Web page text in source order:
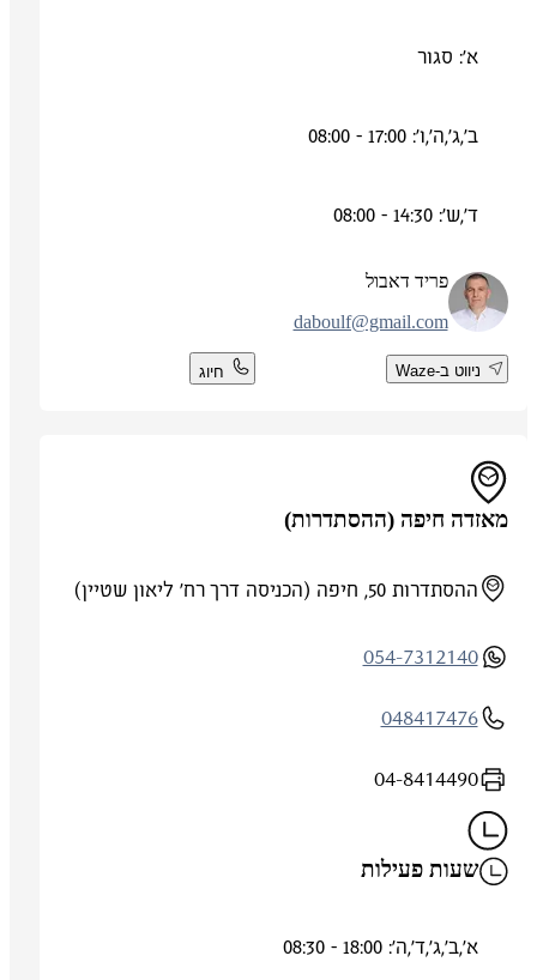
א': סגור
ב',ג',ה',ו': 17:00 - 08:00
ד',ש': 14:30 - 08:00
פריד דאבול
daboulf@gmail.com
ניווט ב-Waze חיוג
מאזדה חיפה (ההסתדרות)
ההסתדרות 50, חיפה (הכניסה דרך רח' ליאון שטיין)
054-7312140
048417476
04-8414490
שעות פעילות
א',ב',ג',ד',ה': 18:00 - 08:30